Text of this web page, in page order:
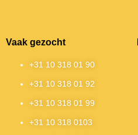
Vaak gezocht
+31 10 318 01 90
+31 10 318 01 92
+31 10 318 01 99
+31 10 318 0103